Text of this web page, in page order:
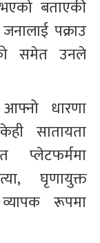
बताएकी
पक्राउ
समेत उनले
आफ्नो धारणा
सातायता
घृणायुक्त
रूपमा